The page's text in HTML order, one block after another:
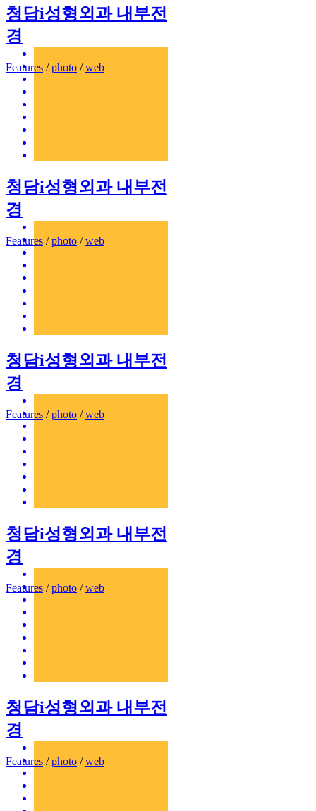
청담i성형외과 내부전
경
Features /photo /web
청담i성형외과 내부전
경
Features /photo /web
청담i성형외과 내부전
경
Features /photo /web
청담i성형외과 내부전
경
Features /photo /web
청담i성형외과 내부전
경
Features /photo /web